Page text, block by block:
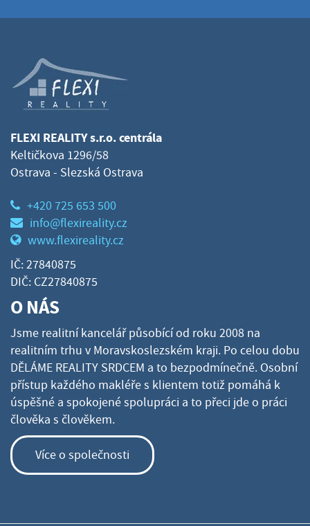
FLEXI REALITY s.r.o. centrála
Keltičkova 1296/58
Ostrava - Slezská Ostrava
+420 725 653 500
info@flexireality.cz
www.flexireality.cz
IČ: 27840875
DIČ: CZ27840875
O NÁS
Jsme realitní kancelář působící od roku 2008 na
realitním trhu v Moravskoslezském kraji. Po celou dobu
DĚLÁME REALITY SRDCEM a to bezpodmínečně. Osobní
přístup každého makléře s klientem totiž pomáhá k
úspěšné a spokojené spolupráci a to přeci jde o práci
člověka s člověkem.
Více o společnosti